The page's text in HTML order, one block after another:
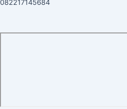
082217145684